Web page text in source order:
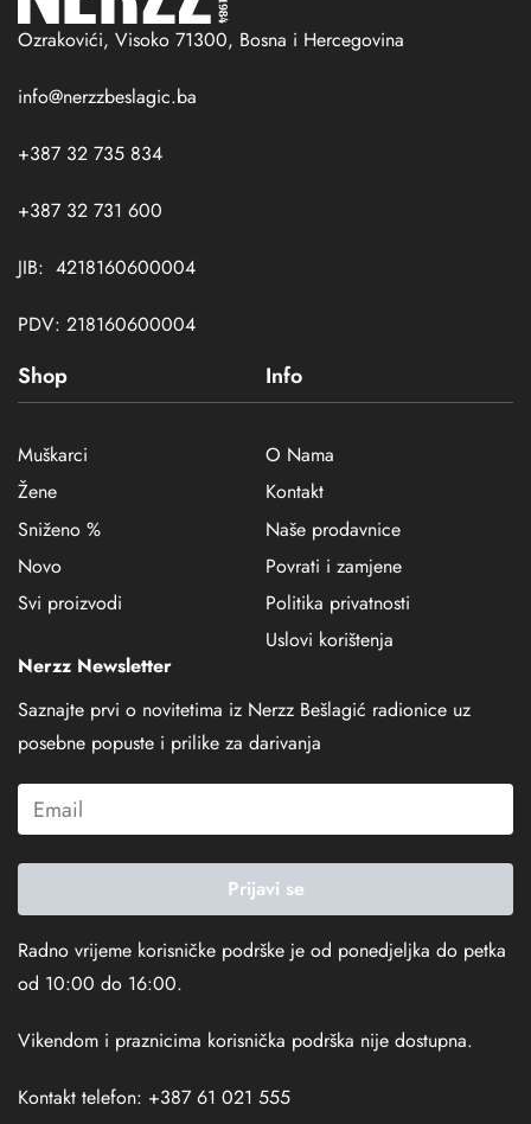
Ozrakovići, Visoko 71300, Bosna i Hercegovina
info@nerzzbeslagic.ba
+387 32 735 834
+387 32 731 600
JIB: 4218160600004
PDV: 218160600004
Shop
Muškarci
Žene
Sniženo %
Novo
Svi proizvodi
Info
O Nama
Kontakt
Naše prodavnice
Povrati i zamjene
Politika privatnosti
Uslovi korištenja
Nerzz Newsletter
Saznajte prvi o novitetima iz Nerzz Bešlagić radionice uz
posebne popuste i prilike za darivanja
Prijavi se
Radno vrijeme korisničke podrške je od ponedjeljka do petka
od 10:00 do 16:00.
Vikendom i praznicima korisnička podrška nije dostupna.
Kontakt telefon: +387 61 021 555